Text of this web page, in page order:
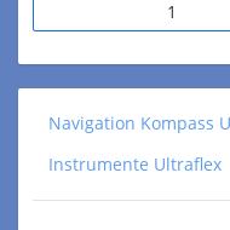
Navigation Kompass
Instrumente Ultraflex